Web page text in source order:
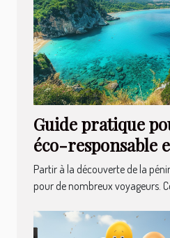
Guide pratique
éco-responsable
grecque
Partir à la découverte de la
pour de nombreux voyageurs.